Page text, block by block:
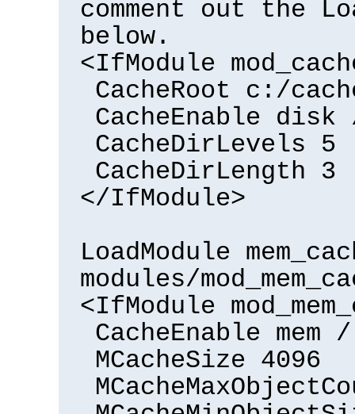
comment out the
below.
<IfModule
CacheRoot c:/
CacheEnable disk
CacheDirLevels 5
CacheDirLength 3
</IfModule>
LoadModule
modules/
<IfModule
CacheEnable mem /
MCacheSize 4096